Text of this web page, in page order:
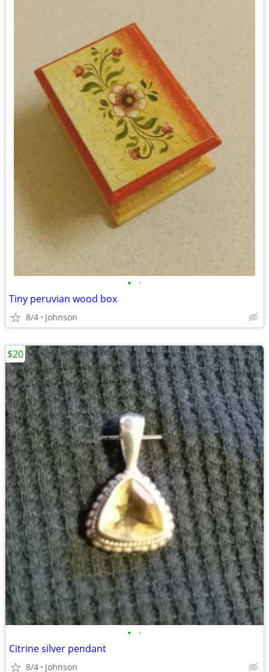
• •
Tiny peruvian wood box
8/4 Johnson
• •
Citrine silver pendant
8/4 Johnson
$20